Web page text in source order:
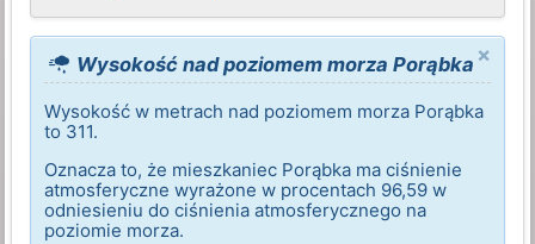
×
Wysokość nad poziomem morza Porąbka
Wysokość w metrach nad poziomem morza Porąbka
to 311.
Oznacza to, że mieszkaniec Porąbka ma ciśnienie
atmosferyczne wyrażone w procentach 96,59 w
odniesieniu do ciśnienia atmosferycznego na
poziomie morza.